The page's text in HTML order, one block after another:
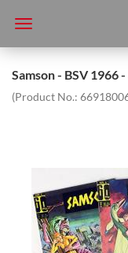
Samson - BSV
(Product No.: